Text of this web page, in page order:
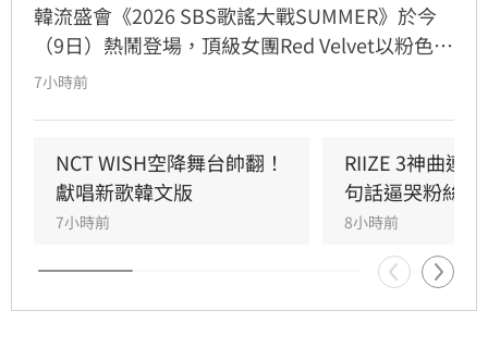
韓流盛會《2026 SBS歌謠大戰SUMMER》於今
（9日）熱鬧登場，頂級女團Red Velvet以粉色系
精緻造型驚艷亮相，展現夏日女王強大氣場。此
House Groove巧妙融合，曲風清爽且具質感。
成員們以優雅且帶有度假感的舞蹈動作，完美詮
釋歌曲的波浪律動，將夏日氛圍推向最高點。儘
管僅演出單曲，Red Velvet仍憑藉成熟且活潑的
舞台魅力，成功吸引全場目光，為粉絲帶來一場
視覺與聽覺的夏日饗宴。
7小時前
NCT WISH空降舞台帥翻！
獻唱新歌韓文版
7小時前
RIIZE 3神曲連
句話逼哭粉絲
8小時前